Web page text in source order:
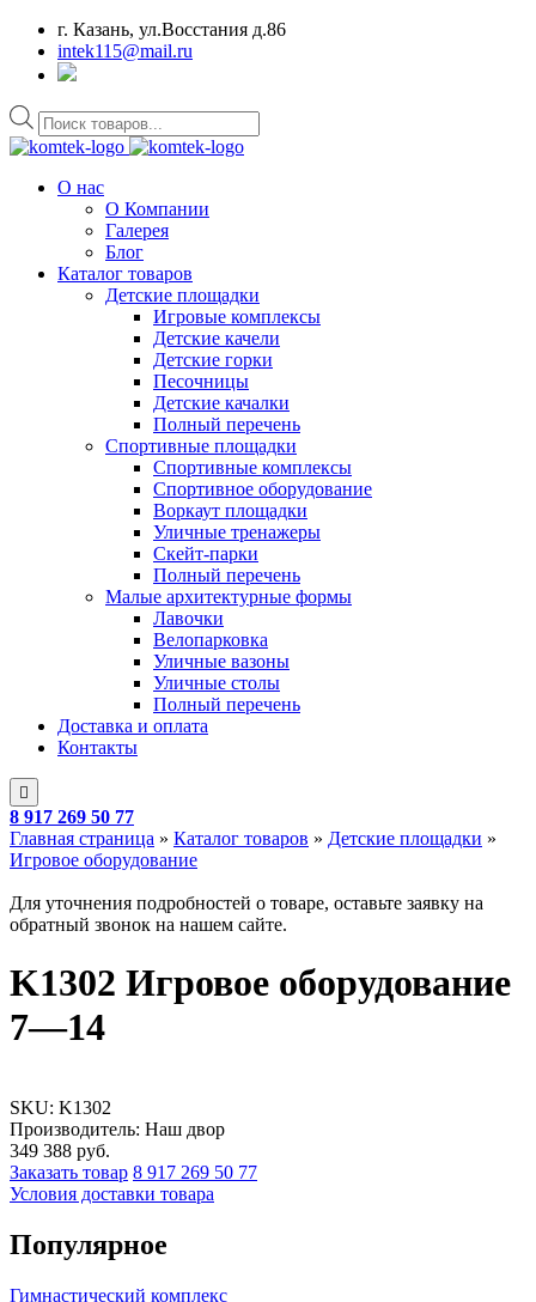
г. Казань, ул.Восстания д.86
intek115@mail.ru
Поиск
товаров
О нас
О Компании
Галерея
Блог
Каталог товаров
Детские площадки
Игровые комплексы
Детские качели
Детские горки
Песочницы
Детские качалки
Полный перечень
Спортивные площадки
Спортивные комплексы
Спортивное оборудование
Воркаут площадки
Уличные тренажеры
Скейт-парки
Полный перечень
Малые архитектурные формы
Лавочки
Велопарковка
Уличные вазоны
Уличные столы
Полный перечень
Доставка и оплата
Контакты
8 917 269 50 77
Главная страница » Каталог товаров » Детские площадки »
Игровое оборудование
Для уточнения подробностей о товаре, оставьте заявку на
обратный звонок на нашем сайте.
K1302 Игровое оборудование
7—14
SKU: K1302
Производитель: Наш двор
349 388 руб.
Заказать товар 8 917 269 50 77
Условия доставки товара
Популярное
Гимнастический комплекс